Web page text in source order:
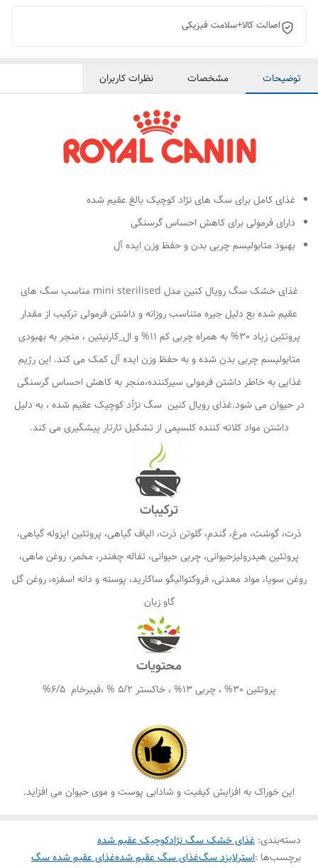
اصالت کالا+سلامت فیزیکی
توضیحات مشخصات نظرات کاربران
غذای کامل برای سگ های نژاد کوچیک بالغ عقیم شده
دارای فرمولی برای کاهش احساس گرسنگی
بهبود متابولیسم چربی بدن و حفظ وزن ایده آل
غذای خشک سگ رویال کنین مدل mini sterilised مناسب سگ های
عقیم شده بع دلیل جیره متناسب روزانه و داشتن فرمولی ترکیب از مقدار
پروتئین زیاد 30% به همراه چربی کم 11% و ال_کارنیتین ، منجر به بهبودی
متابولیسم چربی بدن شده و به حفظ وزن ایده آل کمک می کند. این رژیم
غذایی به خاطر داشتن فرمولی سیرکننده،منجر به کاهش احساس گرسنگی
در حیوان می شود.غذای رویال کنین سگ نژآد کوچیک عقیم شده ، به دلیل
داشتن مواد کلاته کننده کلسیمی از تشکیل تارتار پیشگیری می کند.
ترکیبات
ذرت، گوشت، مرغ، گندم، گلوتن ذرت، الیاف گیاهی، پروتئین ایزوله گیاهی،
پروتئین هیدرولیزحیوانی، چربی حیوانی، تفاله چغندر، مخمر، روغن ماهی،
روغن سویا، مواد معدنی، فروکتوالیگو ساکارید، پوسته و دانه اسفزه، روغن گل
گاو زبان
محتویات
پروتئین 30% ، چربی 13% ، خاکستر 5/2 % ،فیبرخام 6/5%
این خوراک به افزایش کیفیت و شادابی پوست و موی حیوان می افزاید.
دسته‌بندی: غذای خشک سگ نژادکوچیک عقیم شده
برچسب‌ها :استرلایزد سگغذای سگ عقیم شدهغذای عقیم شده سگ